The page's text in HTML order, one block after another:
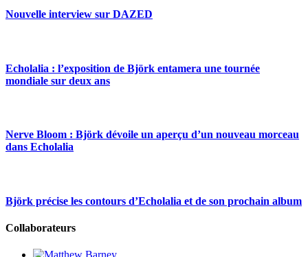
Nouvelle interview sur DAZED
Echolalia : l’exposition de Björk entamera une tournée
mondiale sur deux ans
Nerve Bloom : Björk dévoile un aperçu d’un nouveau morceau
dans Echolalia
Björk précise les contours d’Echolalia et de son prochain album
Collaborateurs